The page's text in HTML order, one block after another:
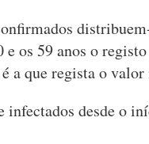
e os 59 anos o
a que regista o
infectados desde o